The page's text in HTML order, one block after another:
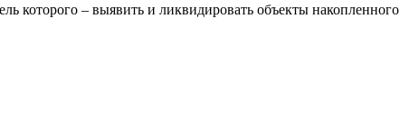
которого – выявить и ликвидировать объекты накопленного